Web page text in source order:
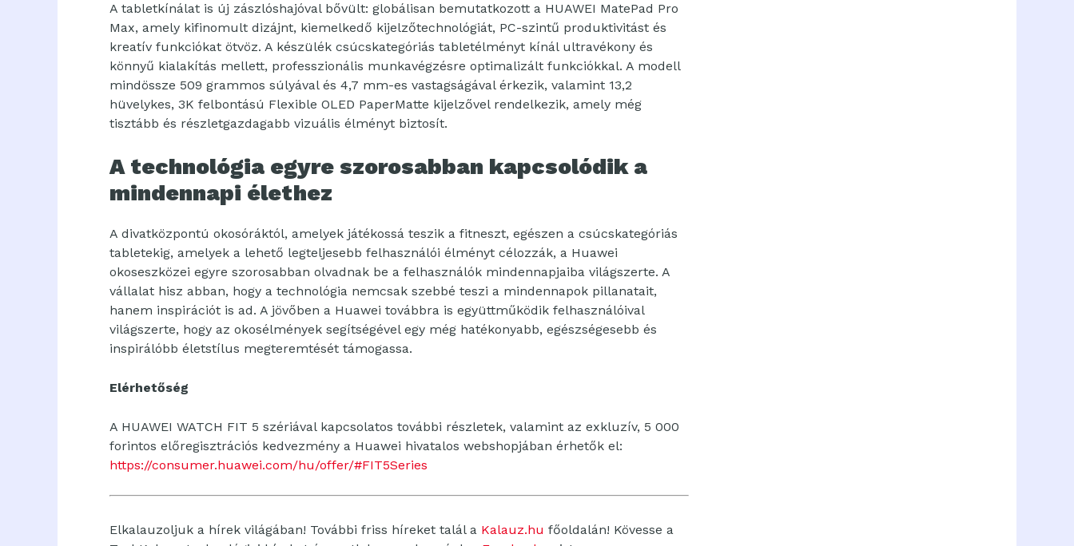
A tabletkínálat is új zászlóshajóval bővült: globálisan bemutatkozott a HUAWEI MatePad Pro
Max, amely kifinomult dizájnt, kiemelkedő kijelzőtechnológiát, PC-szintű produktivitást és
kreatív funkciókat ötvöz. A készülék csúcskategóriás tabletélményt kínál ultravékony és
könnyű kialakítás mellett, professzionális munkavégzésre optimalizált funkciókkal. A modell
mindössze 509 grammos súlyával és 4,7 mm-es vastagságával érkezik, valamint 13,2
hüvelykes, 3K felbontású Flexible OLED PaperMatte kijelzővel rendelkezik, amely még
tisztább és részletgazdagabb vizuális élményt biztosít.
A technológia egyre szorosabban kapcsolódik a
mindennapi élethez
A divatközpontú okosóráktól, amelyek játékossá teszik a fitneszt, egészen a csúcskategóriás
tabletekig, amelyek a lehető legteljesebb felhasználói élményt célozzák, a Huawei
okoseszközei egyre szorosabban olvadnak be a felhasználók mindennapjaiba világszerte. A
vállalat hisz abban, hogy a technológia nemcsak szebbé teszi a mindennapok pillanatait,
hanem inspirációt is ad. A jövőben a Huawei továbbra is együttműködik felhasználóival
világszerte, hogy az okosélmények segítségével egy még hatékonyabb, egészségesebb és
inspirálóbb életstílus megteremtését támogassa.
Elérhetőség
A HUAWEI WATCH FIT 5 szériával kapcsolatos további részletek, valamint az exkluzív, 5 000
forintos előregisztrációs kedvezmény a Huawei hivatalos webshopjában érhetők el:
https://consumer.huawei.com/hu/offer/#FIT5Series
Elkalauzoljuk a hírek világában! További friss híreket talál a Kalauz.hu főoldalán! Kövesse a